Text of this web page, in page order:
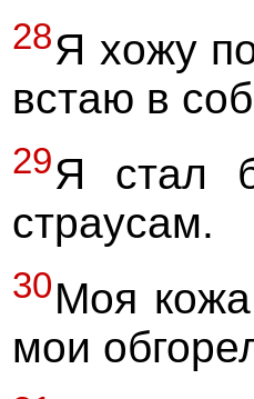
28Я хожу
встаю в
29Я стал
страусам.
30Моя
мои